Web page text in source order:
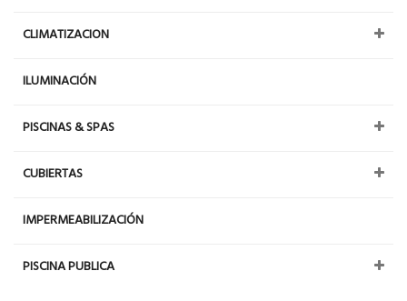
CLIMATIZACION
ILUMINACIÓN
PISCINAS & SPAS
CUBIERTAS
IMPERMEABILIZACIÓN
PISCINA PUBLICA